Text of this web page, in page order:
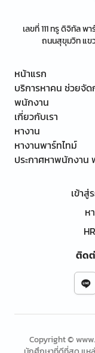
เลขที่ 111 ทรู ดิจิทัล
ถนนสุขุมวิท แข
หน้าแรก
บริการหาคน ช่วยจัด
พนักงาน
เกี่ยวกับเรา
หางาน
หางานพาร์ทไทม์
ประกาศหาพนักงาน
เข้าสู่
ห
ติดต่
Copyright ©